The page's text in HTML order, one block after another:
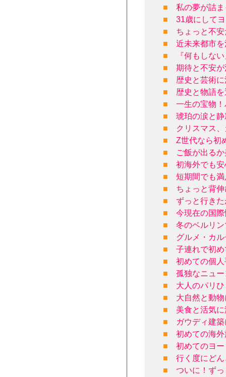
■
私の夢が詰
■
31歳にして
■
ちょっと不
■
近未来都市
■
『何もしな
■
期待と不安
■
歴史と芸術
■
歴史と物語
■
一生の宝物
■
琥珀の涙と
■
クリスマス
■
Z世代なら初
■
ご飯が出る
■
初海外でも
■
短期間でも
■
ちょっと背
■
ずっと行き
■
今現在の国
■
冬のベルリ
■
グルメ・カ
■
子連れで初
■
初めての個
■
孤独なニュ
■
大人のパリ
■
大自然と動
■
美食と活気
■
ガウディ建
■
初めての海
■
初めてのヨ
■
行く度にど
■
ついに！ず